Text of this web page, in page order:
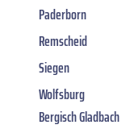
Paderborn
Remscheid
Siegen
Wolfsburg
Bergisch Gladbach